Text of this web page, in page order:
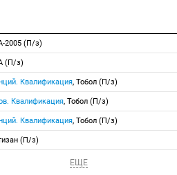
2005 (П/з)
(П/з)
Квалификация, Тобол (П/з)
Квалификация, Тобол (П/з)
Квалификация, Тобол (П/з)
(П/з)
ЕЩЕ